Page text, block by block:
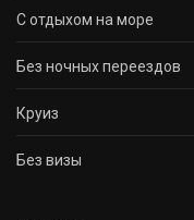
С отдыхом на море
Без ночных переездов
Круиз
Без визы